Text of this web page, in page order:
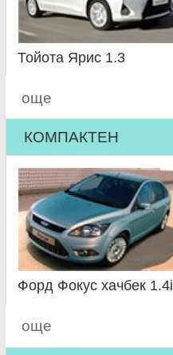
Тойота Ярис 1.3
още
КОМПАКТЕН
Форд Фокус хачбек 1.4i
още